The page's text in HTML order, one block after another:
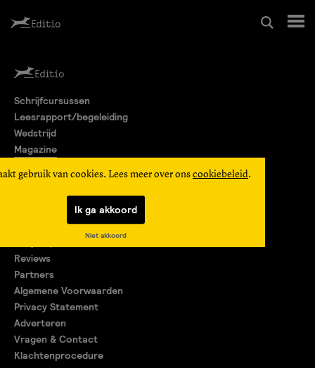
Leesrapport/begeleiding
Wedstrijd
Editio Producties
gebruik van cookies. Lees meer over ons cookiebeleid.
Ik ga akkoord
Niet akkoord
Schrijfcursussen
Leesrapport/begeleiding
Wedstrijd
Magazine
Reviews
Partners
Algemene Voorwaarden
Privacy Statement
Adverteren
Vragen & Contact
Klachtenprocedure